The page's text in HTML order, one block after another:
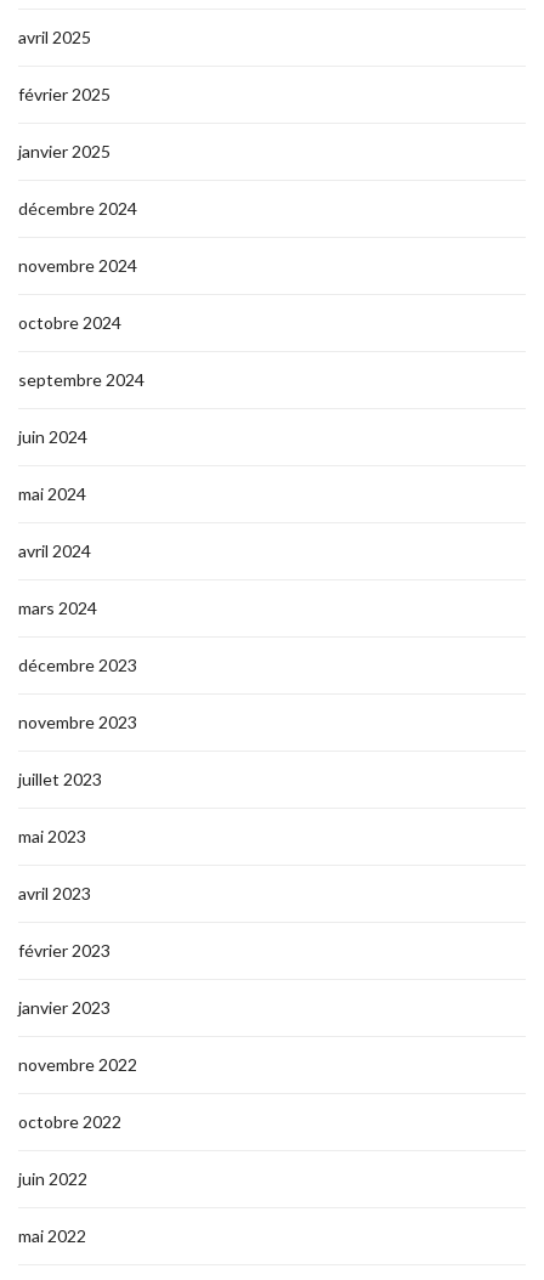
avril 2025
février 2025
janvier 2025
décembre 2024
novembre 2024
octobre 2024
septembre 2024
juin 2024
mai 2024
avril 2024
mars 2024
décembre 2023
novembre 2023
juillet 2023
mai 2023
avril 2023
février 2023
janvier 2023
novembre 2022
octobre 2022
juin 2022
mai 2022